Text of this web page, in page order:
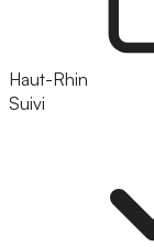
Haut-Rhin
Suivi